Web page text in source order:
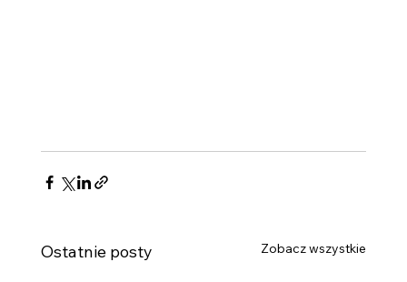
Ostatnie posty Zobacz wszystkie